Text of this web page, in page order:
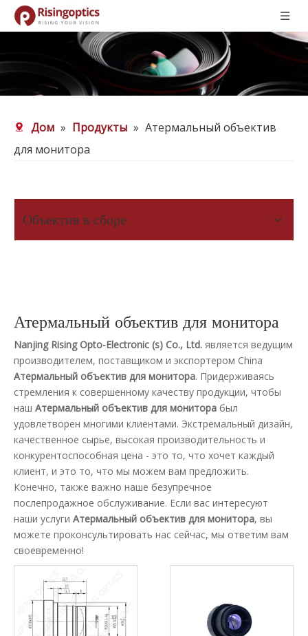
Дом » Продукты » Атермальный объектив
для монитора
Объектив в сборе
Атермальный объектив для монитора
Nanjing Rising Opto-Electronic (s) Co., Ltd. является ведущим
производителем, поставщиком и экспортером China
Атермальный объектив для монитора. Придерживаясь
стремления к совершенному качеству продукции, чтобы
наш Атермальный объектив для монитора был
удовлетворен многими клиентами. Экстремальный дизайн,
качественное сырье, высокая производительность и
конкурентоспособная цена - это то, что хочет каждый
клиент, и это то, что мы можем вам предложить.
Конечно, также важно наше безупречное
послепродажное обслуживание. Если вас интересуют
наши услуги Атермальный объектив для монитора, вы
можете проконсультировать нас сейчас, мы ответим вам
своевременно!